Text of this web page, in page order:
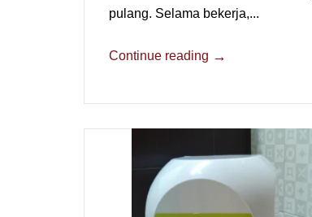
pulang. Selama bekerja,...
Continue reading →